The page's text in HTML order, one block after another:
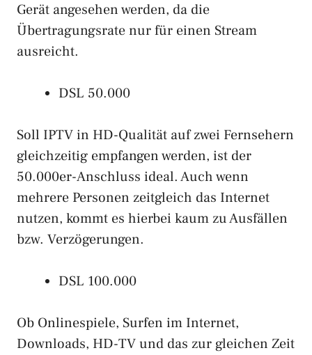
Gerät angesehen werden, da die
Übertragungsrate nur für einen Stream
ausreicht.
DSL 50.000
Soll IPTV in HD-Qualität auf zwei Fernsehern
gleichzeitig empfangen werden, ist der
50.000er-Anschluss ideal. Auch wenn
mehrere Personen zeitgleich das Internet
nutzen, kommt es hierbei kaum zu Ausfällen
bzw. Verzögerungen.
DSL 100.000
Ob Onlinespiele, Surfen im Internet,
Downloads, HD-TV und das zur gleichen Zeit